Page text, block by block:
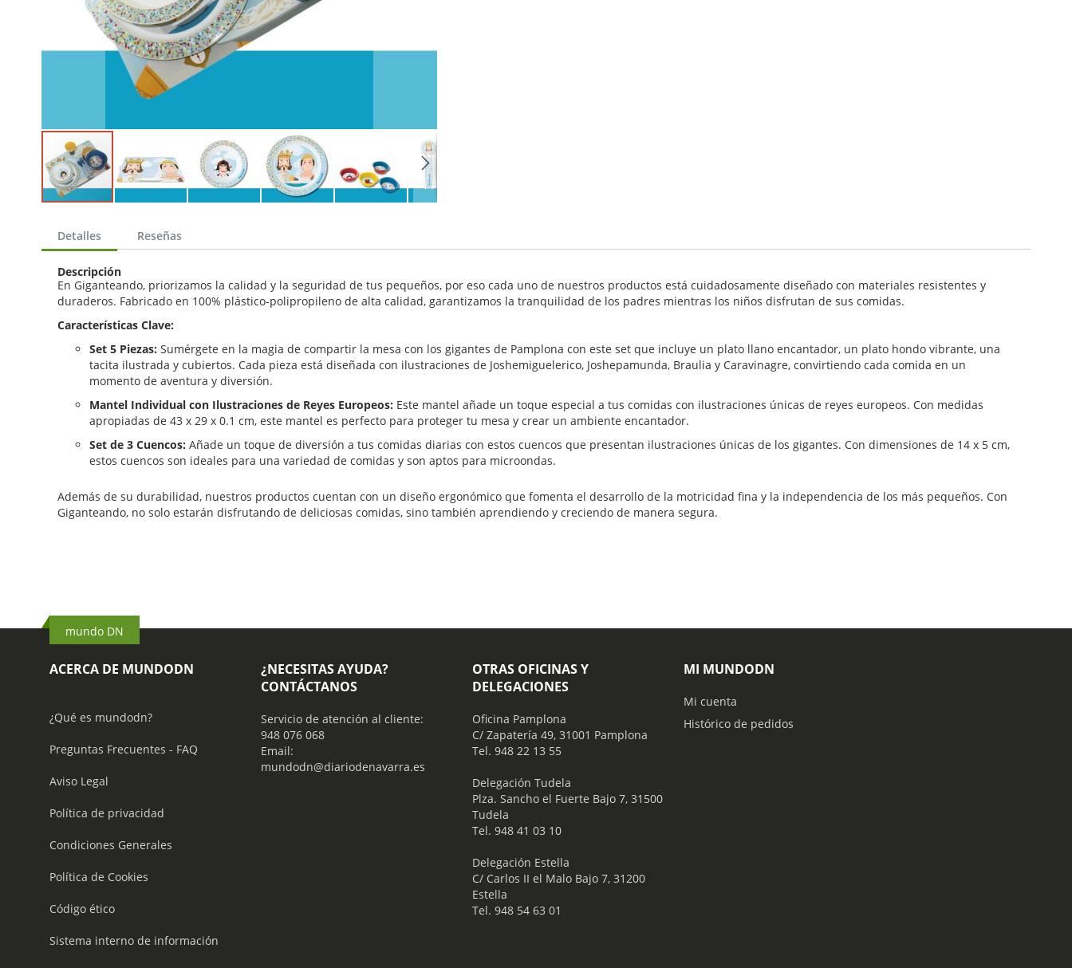
comienzo
galería
imágenes
Detalles
Descripción
En Giganteando, priorizamos la calidad y la seguridad de tus pequeños, por eso cada uno de nuestros productos está cuidadosamente diseñado con materiales resistentes y
duraderos. Fabricado en 100% plástico-polipropileno de alta calidad, garantizamos la tranquilidad de los padres mientras los niños disfrutan de sus comidas.
Características Clave:
Set 5 Piezas: Sumérgete en la magia de compartir la mesa con los gigantes de Pamplona con este set que incluye un plato llano encantador, un plato hondo vibrante, una
tacita ilustrada y cubiertos. Cada pieza está diseñada con ilustraciones de Joshemiguelerico, Joshepamunda, Braulia y Caravinagre, convirtiendo cada comida en un
momento de aventura y diversión.
Mantel Individual con Ilustraciones de Reyes Europeos: Este mantel añade un toque especial a tus comidas con ilustraciones únicas de reyes europeos. Con medidas
apropiadas de 43 x 29 x 0.1 cm, este mantel es perfecto para proteger tu mesa y crear un ambiente encantador.
Set de 3 Cuencos: Añade un toque de diversión a tus comidas diarias con estos cuencos que presentan ilustraciones únicas de los gigantes. Con dimensiones de 14 x 5 cm,
estos cuencos son ideales para una variedad de comidas y son aptos para microondas.
Además de su durabilidad, nuestros productos cuentan con un diseño ergonómico que fomenta el desarrollo de la motricidad fina y la independencia de los más pequeños. Con
Giganteando, no solo estarán disfrutando de deliciosas comidas, sino también aprendiendo y creciendo de manera segura.
Reseñas
mundo DN
ACERCA DE MUNDODN
¿Qué es mundodn?
Preguntas Frecuentes - FAQ
Aviso Legal
Política de privacidad
Condiciones Generales
Política de Cookies
Código ético
Sistema interno de información
¿NECESITAS AYUDA?
CONTÁCTANOS
Servicio de atención al cliente:
948 076 068
Email:
mundodn@diariodenavarra.es
OTRAS OFICINAS Y
DELEGACIONES
Oficina Pamplona
C/ Zapatería 49, 31001 Pamplona
Tel. 948 22 13 55
​ Delegación Tudela
Plza. Sancho el Fuerte Bajo 7, 31500
Tudela
Tel. 948 41 03 10
​ Delegación Estella
C/ Carlos II el Malo Bajo 7, 31200
Estella
Tel. 948 54 63 01
MI MUNDODN
Mi cuenta
Histórico de pedidos